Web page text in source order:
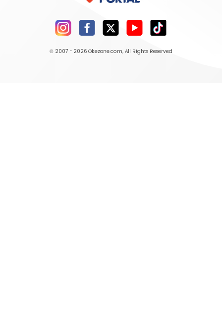
© 2007 - 2026 Okezone.com, All Rights Reserved